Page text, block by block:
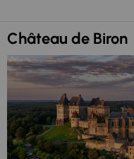
Château de Biron